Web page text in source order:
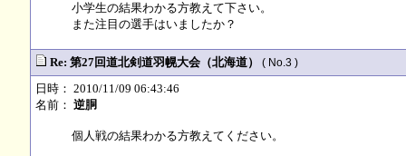
小学生の結果わかる方教えて下さい。
また注目の選手はいましたか？
Re: 第27回道北剣道羽幌大会（北海道） ( No.3 )
日時： 2010/11/09 06:43:46
名前： 逆胴
個人戦の結果わかる方教えてください。